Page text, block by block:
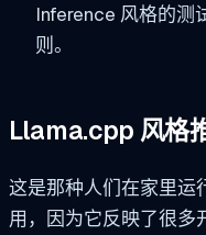
Inference 风格的测
则。
Llama.cpp 风格
这是那种人们在家里运
用，因为它反映了很多